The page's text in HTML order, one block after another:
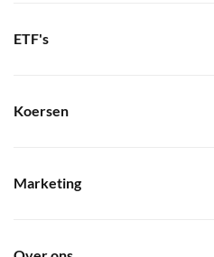
ETF's
Koersen
Marketing